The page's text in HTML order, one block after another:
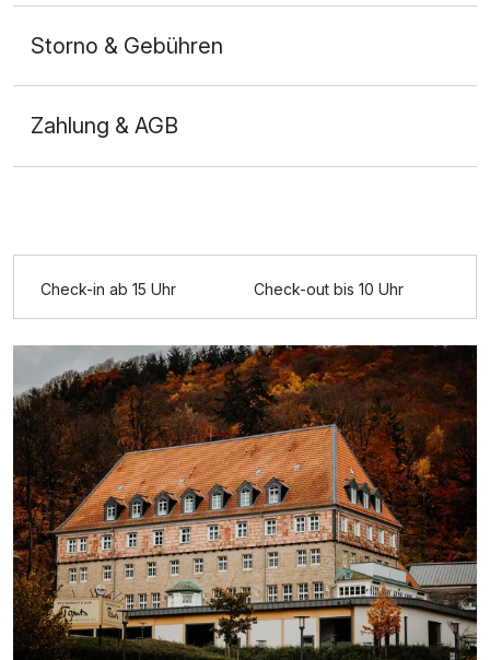
Storno & Gebühren
Zahlung & AGB
Check-in ab 15 Uhr Check-out bis 10 Uhr